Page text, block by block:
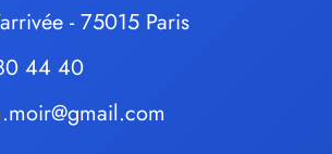
- 75015 Paris
44 40